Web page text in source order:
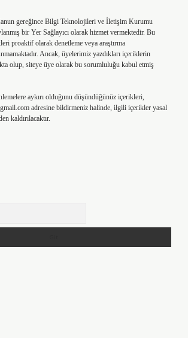
gereğince Bilgi Teknolojileri ve İletişim Kurumu
bir Yer Sağlayıcı olarak hizmet vermektedir. Bu
proaktif olarak denetleme veya araştırma
Ancak, üyelerimiz yazdıkları içeriklerin
olup, siteye üye olarak bu sorumluluğu kabul etmiş
aykırı olduğunu düşündüğünüz içerikleri,
adresine bildirmeniz halinde, ilgili içerikler yasal
kaldırılacaktır.